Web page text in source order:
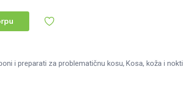
i preparati za problematičnu kosu Kosa, koža i nokti